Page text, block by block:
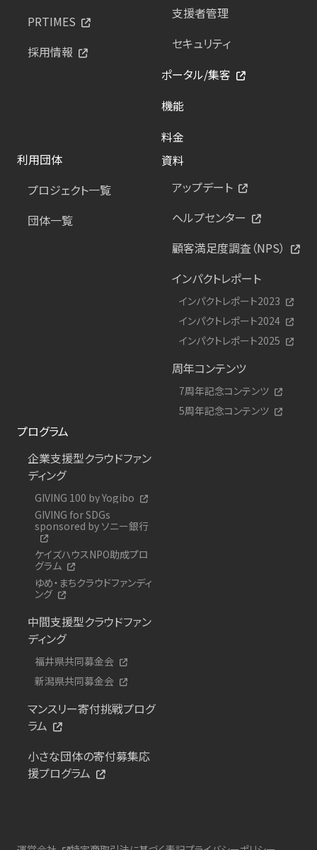
PRTIMES
採用情報
支援者管理
セキュリティ
ポータル/集客
機能
料金
利用団体
プロジェクト一覧
団体一覧
資料
アップデート
ヘルプセンター
顧客満足度調査（NPS）
インパクトレポート
インパクトレポート2023
インパクトレポート2024
インパクトレポート2025
周年コンテンツ
7周年記念コンテンツ
5周年記念コンテンツ
プログラム
企業支援型クラウドファン
ディング
GIVING 100 by Yogibo
GIVING for SDGs
sponsored by ソニー銀行
ケイズハウスNPO助成プロ
グラム
ゆめ・まちクラウドファンディ
ング
中間支援型クラウドファン
ディング
福井県共同募金会
新潟県共同募金会
マンスリー寄付挑戦プログ
ラム
小さな団体の寄付募集応
援プログラム